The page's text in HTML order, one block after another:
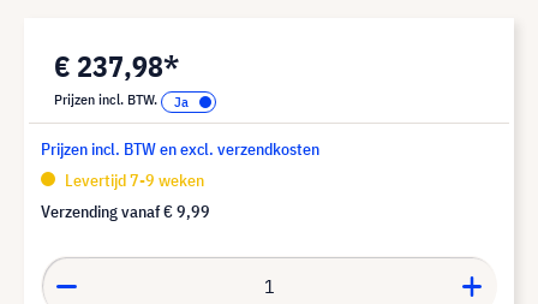
€ 237,98*
Prijzen incl. BTW.
Prijzen incl. BTW en excl. verzendkosten
Levertijd 7-9 weken
Verzending vanaf€ 9,99